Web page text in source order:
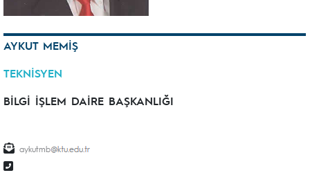
AYKUT MEMİŞ
TEKNİSYEN
BİLGİ İŞLEM DAİRE BAŞKANLIĞI
aykutmb